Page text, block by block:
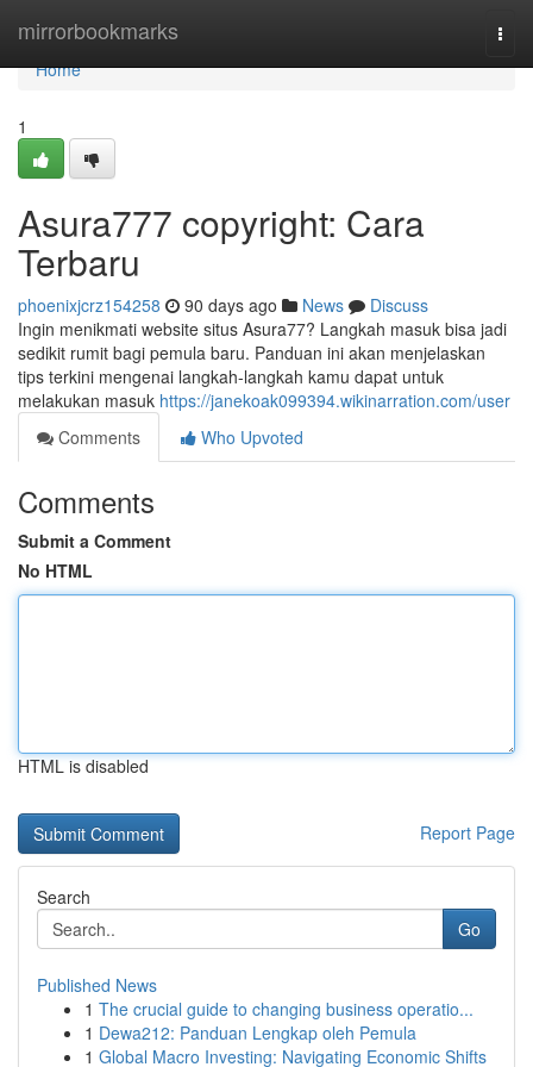
mirrorbookmarks
Home
Home
1
Asura777 copyright: Cara
Terbaru
phoenixjcrz154258 90 days ago News
Discuss
Ingin menikmati website situs Asura77? Langkah masuk bisa jadi
sedikit rumit bagi pemula baru. Panduan ini akan menjelaskan
tips terkini mengenai langkah-langkah kamu dapat untuk
melakukan masuk https://janekoak099394.wikinarration.com/user
Comments
Who Upvoted
Comments
Submit a Comment
No HTML
HTML is disabled
Report Page
Search
Go
Published News
1 The crucial guide to changing business operatio...
1 Dewa212: Panduan Lengkap oleh Pemula
1 Global Macro Investing: Navigating Economic Shifts